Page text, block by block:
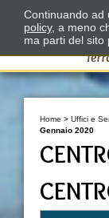
Home > Uffici e
Gennaio 2020
Continuando ad
policy, a meno
ma parti del sito